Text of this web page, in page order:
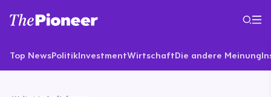
Top NewsPolitikInvestmentWirtschaftDie andere Meinung